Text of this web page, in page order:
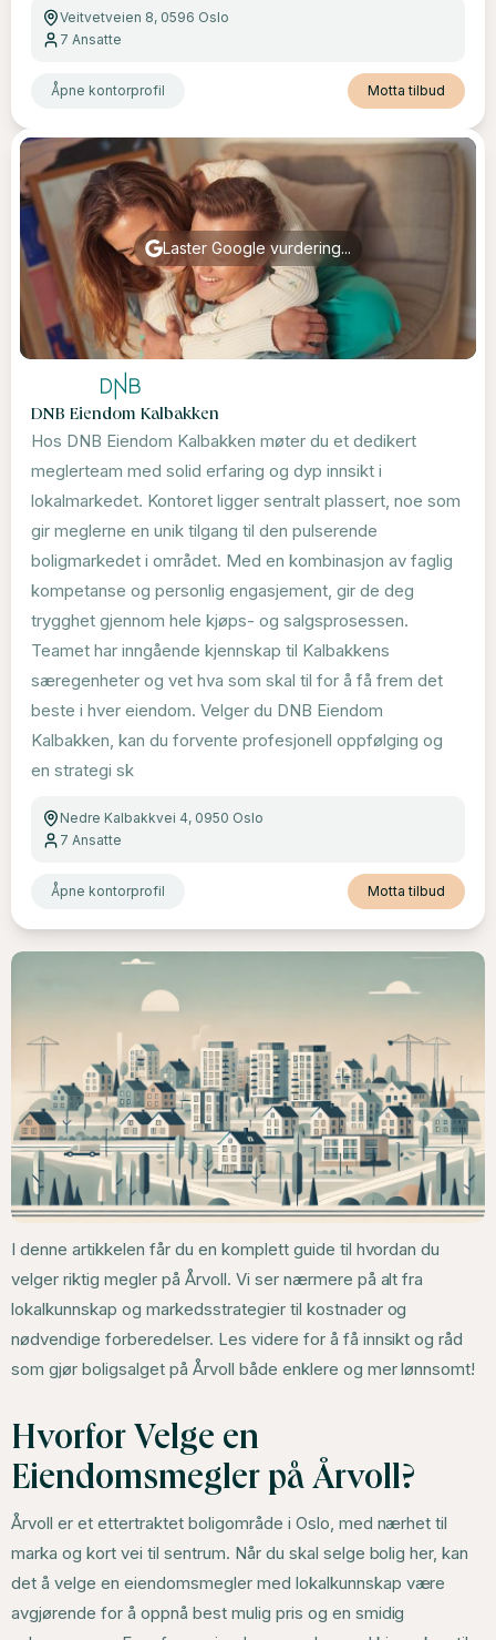
Veitvetveien 8, 0596 Oslo
7 Ansatte
Åpne kontorprofil Motta tilbud
Laster Google vurdering...
DNB Eiendom Kalbakken
Hos DNB Eiendom Kalbakken møter du et dedikert
meglerteam med solid erfaring og dyp innsikt i
lokalmarkedet. Kontoret ligger sentralt plassert, noe som
gir meglerne en unik tilgang til den pulserende
boligmarkedet i området. Med en kombinasjon av faglig
kompetanse og personlig engasjement, gir de deg
trygghet gjennom hele kjøps- og salgsprosessen.
Teamet har inngående kjennskap til Kalbakkens
særegenheter og vet hva som skal til for å få frem det
beste i hver eiendom. Velger du DNB Eiendom
Kalbakken, kan du forvente profesjonell oppfølging og
en strategi sk
Nedre Kalbakkvei 4, 0950 Oslo
7 Ansatte
Åpne kontorprofil Motta tilbud
I denne artikkelen får du en komplett guide til hvordan du
velger riktig megler på Årvoll. Vi ser nærmere på alt fra
lokalkunnskap og markedsstrategier til kostnader og
nødvendige forberedelser. Les videre for å få innsikt og råd
som gjør boligsalget på Årvoll både enklere og mer lønnsomt!
Hvorfor Velge en
Eiendomsmegler på Årvoll?
Årvoll er et ettertraktet boligområde i Oslo, med nærhet til
marka og kort vei til sentrum. Når du skal selge bolig her, kan
det å velge en eiendomsmegler med lokalkunnskap være
avgjørende for å oppnå best mulig pris og en smidig